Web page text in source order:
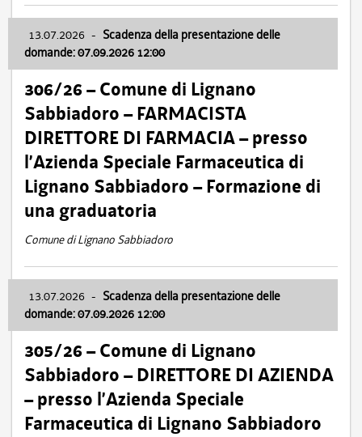
13.07.2026 - Scadenza della presentazione delle
domande: 07.09.2026 12:00
306/26 – Comune di Lignano
Sabbiadoro – FARMACISTA
DIRETTORE DI FARMACIA – presso
l’Azienda Speciale Farmaceutica di
Lignano Sabbiadoro – Formazione di
una graduatoria
Comune di Lignano Sabbiadoro
13.07.2026 - Scadenza della presentazione delle
domande: 07.09.2026 12:00
305/26 – Comune di Lignano
Sabbiadoro – DIRETTORE DI AZIENDA
– presso l’Azienda Speciale
Farmaceutica di Lignano Sabbiadoro